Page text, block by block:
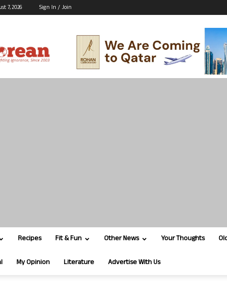
7, 2026 Sign In / Join
Recipes Fit & Fun Other News Your Thoughts
My Opinion Literature Advertise With Us